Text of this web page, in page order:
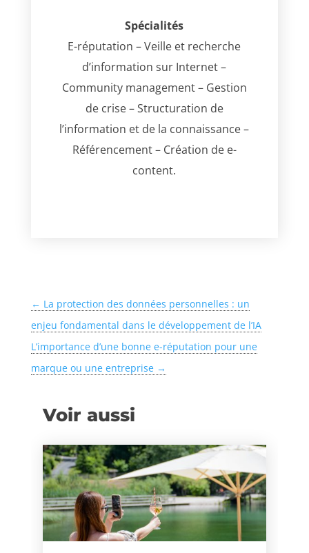
Spécialités
E-réputation – Veille et recherche
d’information sur Internet –
Community management – Gestion
de crise – Structuration de
l’information et de la connaissance –
Référencement – Création de e-
content.
← La protection des données personnelles : un
enjeu fondamental dans le développement de l’IA
L’importance d’une bonne e-réputation pour une
marque ou une entreprise →
Voir aussi